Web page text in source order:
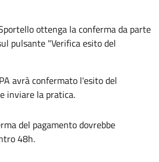
ottenga la conferma da parte
pulsante "Verifica esito del
avrà confermato l'esito del
inviare la pratica.
del pagamento dovrebbe
48h.